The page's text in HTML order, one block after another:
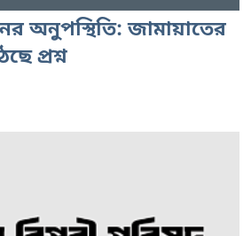
অনুপস্থিতি: জামায়াতের
প্রশ্ন